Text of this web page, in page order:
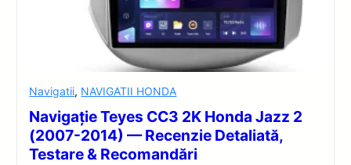
Navigatii, NAVIGATII HONDA
Navigație Teyes CC3 2K Honda Jazz 2
(2007-2014) — Recenzie Detaliată,
Testare & Recomandări